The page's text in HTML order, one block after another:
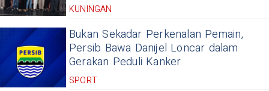
KUNINGAN
Bukan Sekadar Perkenalan Pemain,
Persib Bawa Danijel Loncar dalam
Gerakan Peduli Kanker
SPORT